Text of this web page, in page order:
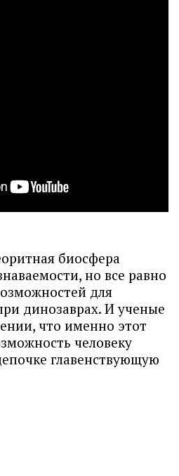
биосфера
но все равно
для
динозаврах. И ученые
что именно этот
человеку
главенствующую